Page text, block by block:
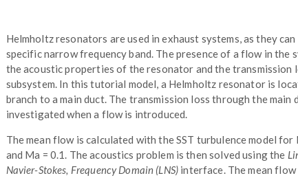
Helmholtz resonators are used in exhaust systems, as they
specific narrow frequency band. The presence of a flow in the
the acoustic properties of the resonator and the transmission
subsystem. In this tutorial model, a Helmholtz resonator is
branch to a main duct. The transmission loss through the main
investigated when a flow is introduced.
The mean flow is calculated with the SST turbulence model for
and Ma = 0.1. The acoustics problem is then solved using the
Navier-Stokes, Frequency Domain (LNS) interface. The mean